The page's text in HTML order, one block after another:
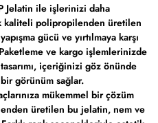
Jelatin ile işlerinizi daha
kaliteli polipropilenden üretilen
gücü ve yırtılmaya karşı
ve kargo işlemlerinizde
içeriğinizi göz önünde
görünüm sağlar.
mükemmel bir çözüm
üretilen bu jelatin, nem ve